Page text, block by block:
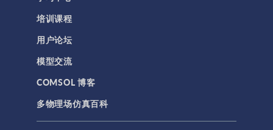
培训课程
用户论坛
模型交流
COMSOL 博客
多物理场仿真百科